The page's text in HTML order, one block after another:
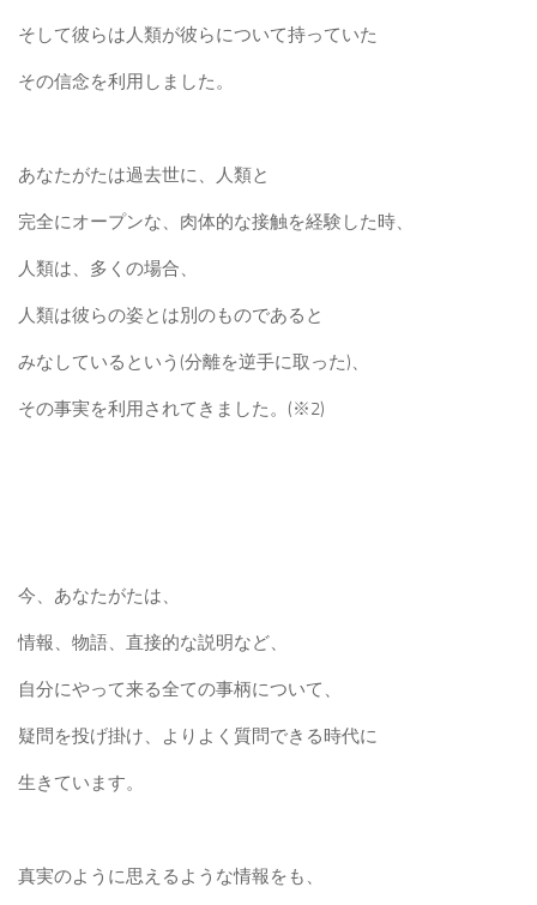
そして彼らは人類が彼らについて持っていた
その信念を利用しました。
あなたがたは過去世に、人類と
完全にオープンな、肉体的な接触を経験した時、
人類は、多くの場合、
人類は彼らの姿とは別のものであると
みなしているという(分離を逆手に取った)、
その事実を利用されてきました。(※2)
今、あなたがたは、
情報、物語、直接的な説明など、
自分にやって来る全ての事柄について、
疑問を投げ掛け、よりよく質問できる時代に
生きています。
真実のように思えるような情報をも、